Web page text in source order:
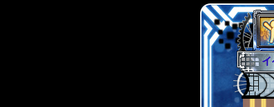
オ
グ
サ